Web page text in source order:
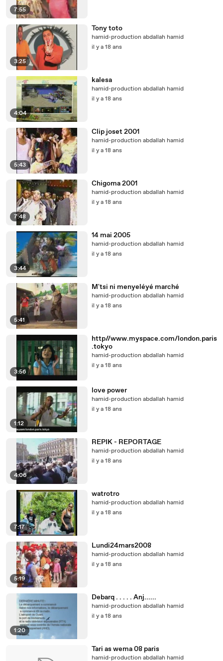
7:55
3:25
Tony toto
hamid-production abdallah hamid
il y a 18 ans
4:04
kalesa
hamid-production abdallah hamid
il y a 18 ans
5:43
Clip joset 2001
hamid-production abdallah hamid
il y a 18 ans
7:48
Chigoma 2001
hamid-production abdallah hamid
il y a 18 ans
3:44
14 mai 2005
hamid-production abdallah hamid
il y a 18 ans
5:41
M'tsi ni menyeléyé marché
hamid-production abdallah hamid
il y a 18 ans
3:56
http//www.myspace.com/london.paris
.tokyo
hamid-production abdallah hamid
il y a 18 ans
1:12
love power
hamid-production abdallah hamid
il y a 18 ans
4:06
REPIK - REPORTAGE
hamid-production abdallah hamid
il y a 18 ans
7:17
watrotro
hamid-production abdallah hamid
il y a 18 ans
5:19
Lundi24mars2008
hamid-production abdallah hamid
il y a 18 ans
1:20
Debarq . . . . . Anj......
hamid-production abdallah hamid
il y a 18 ans
Tari as wema 08 paris
hamid-production abdallah hamid